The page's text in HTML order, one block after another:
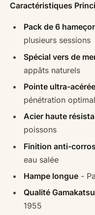
Caractéristiques
Pack de 6
plusieurs sessions
Spécial vers de
appâts naturels
Pointe ultra-acérée
pénétration
Acier haute
poissons
Finition anti-
eau salée
Hampe longue -
Qualité Gamakatsu
1955